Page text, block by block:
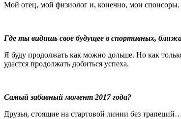
Мой отец, мой физиолог и, конечно, мои спонсоры.
Где ты видишь свое будущее в спортивных,
Я буду продолжать как можно дольше. Но как
удастся продолжать добиться успеха.
Самый забавный момент 2017 года?
Друзья, стоящие на стартовой линии без